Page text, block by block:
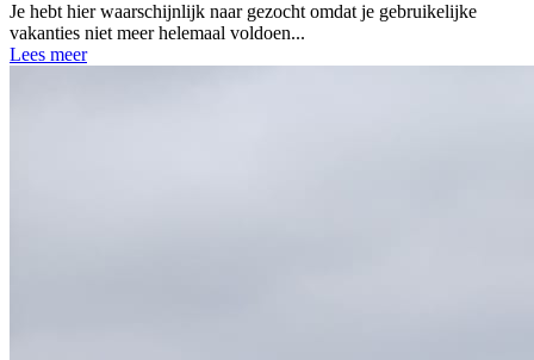
Je hebt hier waarschijnlijk naar gezocht omdat je gebruikelijke
vakanties niet meer helemaal voldoen...
Lees meer